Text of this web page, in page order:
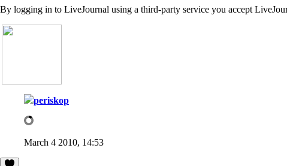
By logging in to LiveJournal using a third-party service you accept
periskop
March 4 2010, 14:53